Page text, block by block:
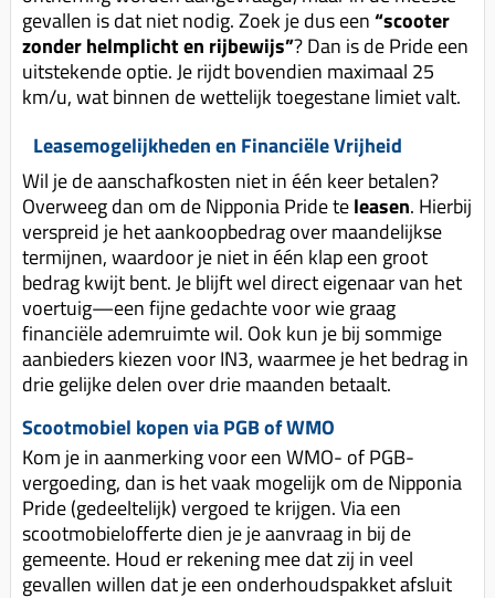
gevallen is dat niet nodig. Zoek je dus een“scooter
zonder helmplicht en rijbewijs”? Dan is de Pride een
uitstekende optie. Je rijdt bovendien maximaal 25
km/u, wat binnen de wettelijk toegestane limiet valt.
Leasemogelijkheden en Financiële Vrijheid
Wil je de aanschafkosten niet in één keer betalen?
Overweeg dan om de Nipponia Pride teleasen. Hierbij
verspreid je het aankoopbedrag over maandelijkse
termijnen, waardoor je niet in één klap een groot
bedrag kwijt bent. Je blijft wel direct eigenaar van het
voertuig—een fijne gedachte voor wie graag
financiële ademruimte wil. Ook kun je bij sommige
aanbieders kiezen voor IN3, waarmee je het bedrag in
drie gelijke delen over drie maanden betaalt.
Scootmobiel kopen via PGB of WMO
Kom je in aanmerking voor een WMO- of PGB-
vergoeding, dan is het vaak mogelijk om de Nipponia
Pride (gedeeltelijk) vergoed te krijgen. Via een
scootmobielofferte dien je je aanvraag in bij de
gemeente. Houd er rekening mee dat zij in veel
gevallen willen dat je een onderhoudspakket afsluit